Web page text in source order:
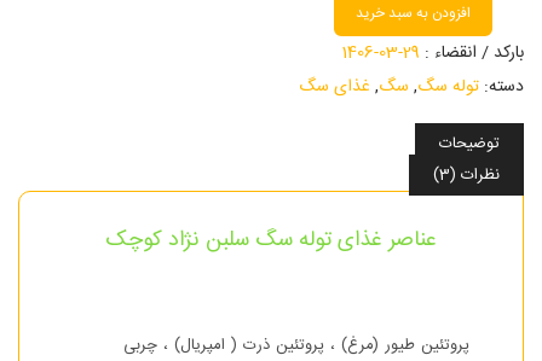
افزودن به سبد خرید
بارکد / انقضاء : 29-03-1406
دسته:توله سگ, سگ, غذای سگ
توضیحات
نظرات (3)
عناصر غذای توله سگ سلبن نژاد کوچک
پروتئین طیور (مرغ) ، پروتئین ذرت ( امپریال) ، چربی